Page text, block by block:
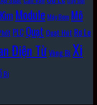
Kìm Module Máy Bơm Mô
PLC Quạt Quạt Hút Rơ Le
Điện TừVòng Bi Xi
Bi